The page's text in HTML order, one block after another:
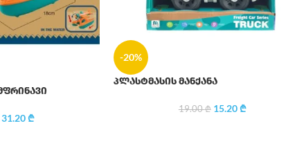
31.20₾
-20%
პლასტმასის მანქანა
19.00₾ 15.20₾